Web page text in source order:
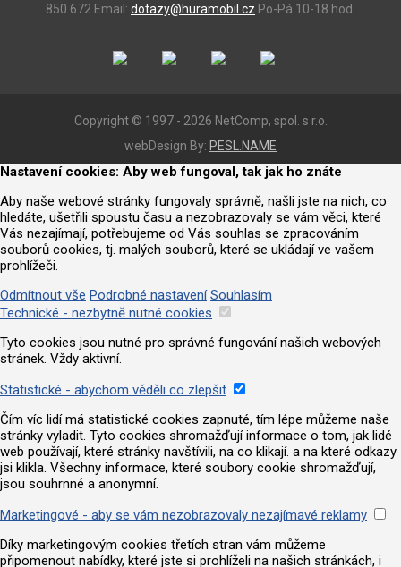
850 672 Email: dotazy@huramobil.cz Po-Pá 10-18 hod.
Copyright © 1997 - 2026 NetComp, spol. s r.o.
webDesign By: PESL.NAME
Nastavení cookies: Aby web fungoval, tak jak ho znáte
Aby naše webové stránky fungovaly správně, našli jste na nich, co
hledáte, ušetřili spoustu času a nezobrazovaly se vám věci, které
Vás nezajímají, potřebujeme od Vás souhlas se zpracováním
souborů cookies, tj. malých souborů, které se ukládají ve vašem
prohlížeči.
Odmítnout vše Podrobné nastavení Souhlasím
Technické - nezbytně nutné cookies
Tyto cookies jsou nutné pro správné fungování našich webových
stránek. Vždy aktivní.
Statistické - abychom věděli co zlepšit
Čím víc lidí má statistické cookies zapnuté, tím lépe můžeme naše
stránky vyladit. Tyto cookies shromažďují informace o tom, jak lidé
web používají, které stránky navštívili, na co klikají. a na které odkazy
jsi klikla. Všechny informace, které soubory cookie shromažďují,
jsou souhrnné a anonymní.
Marketingové - aby se vám nezobrazovaly nezajímavé reklamy
Díky marketingovým cookies třetích stran vám můžeme
připomenout nabídky, které jste si prohlíželi na našich stránkách, i